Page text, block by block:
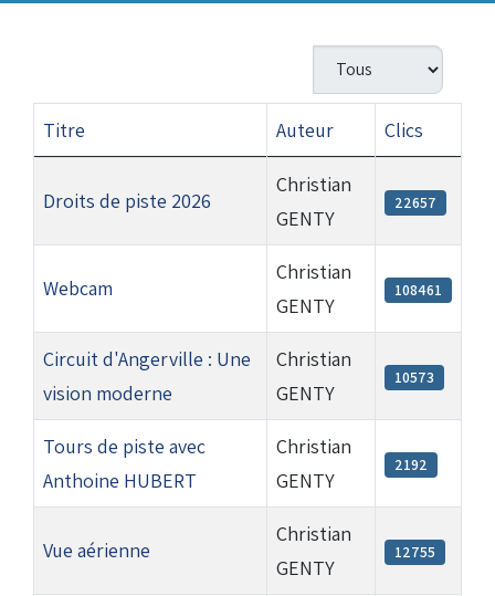
Afficher #
Titre Auteur Clics
Droits de piste 2026
Christian
GENTY
22657
Webcam
Christian
GENTY
108461
Circuit d'Angerville : Une
vision moderne
Christian
GENTY
10573
Tours de piste avec
Anthoine HUBERT
Christian
GENTY
2192
Vue aérienne
Christian
GENTY
12755
Bénévoles
Dons aux associations
Accès au circuit
Chronos et Rapports
Horaires d'ouverture
Equipements Vidéo